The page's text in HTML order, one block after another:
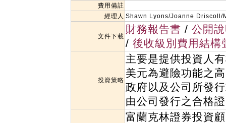
費用備註
經理人 Shawn Lyons/Joanne Driscoll/
文件下載
財務報告書 / 公開
/ 後收級別費用結構
投資策略
主要是提供投資人
美元為避險功能之
政府以及公司所發
由公司發行之合格
富蘭克林證券投資